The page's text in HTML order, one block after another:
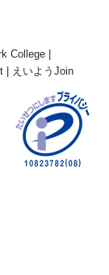
College
えいようJoin